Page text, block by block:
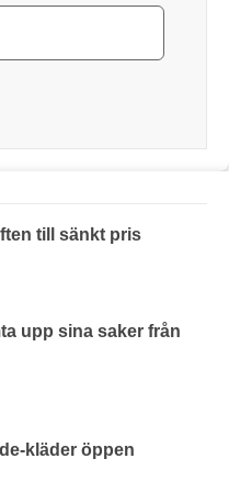
till sänkt pris
upp sina saker från
kläder öppen